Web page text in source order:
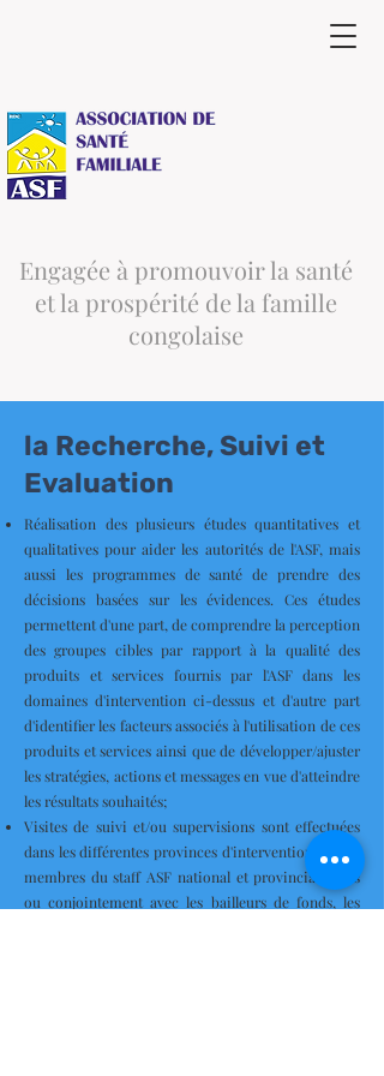
Engagée à promouvoir la santé
et la prospérité de la famille
congolaise
la Recherche, Suivi et
Evaluation
Réalisation des plusieurs études quantitatives et
qualitatives pour aider les autorités de l'ASF, mais
aussi les programmes de santé de prendre des
décisions basées sur les évidences. Ces études
permettent d'une part, de comprendre la perception
des groupes cibles par rapport à la qualité des
produits et services fournis par l'ASF dans les
domaines d'intervention ci-dessus et d'autre part
d'identifier les facteurs associés à l'utilisation de ces
produits et services ainsi que de développer/ajuster
les stratégies, actions et messages en vue d'atteindre
les résultats souhaités;
Visites de suivi et/ou supervisions sont effectuées
dans les différentes provinces d'intervention par les
membres du staff ASF national et provincial, seuls
ou conjointement avec les bailleurs de fonds, les